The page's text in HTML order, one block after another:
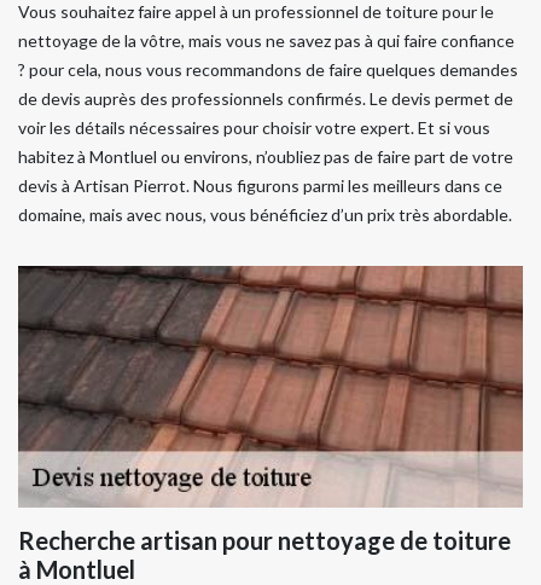
Vous souhaitez faire appel à un professionnel de toiture pour le
nettoyage de la vôtre, mais vous ne savez pas à qui faire confiance
? pour cela, nous vous recommandons de faire quelques demandes
de devis auprès des professionnels confirmés. Le devis permet de
voir les détails nécessaires pour choisir votre expert. Et si vous
habitez à Montluel ou environs, n’oubliez pas de faire part de votre
devis à Artisan Pierrot. Nous figurons parmi les meilleurs dans ce
domaine, mais avec nous, vous bénéficiez d’un prix très abordable.
Recherche artisan pour nettoyage de toiture
à Montluel